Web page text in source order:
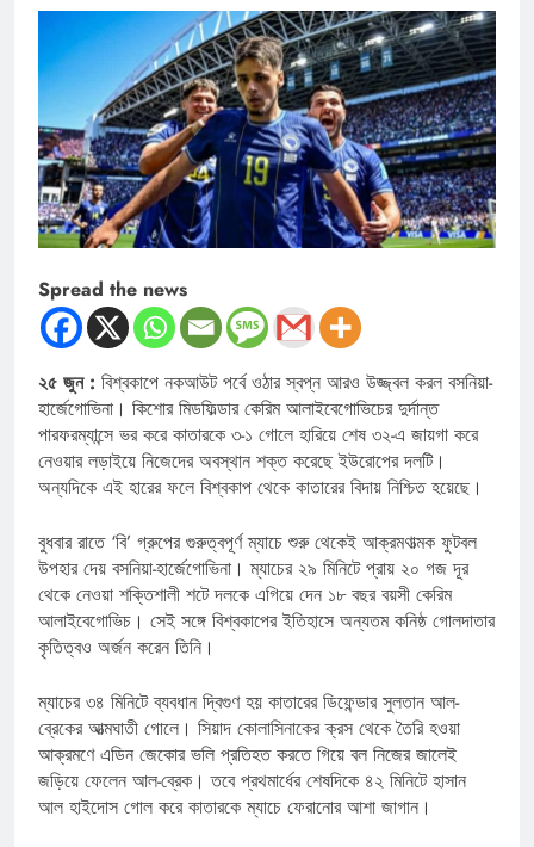
Spread the news
২৫ জুন : বিশ্বকাপে নকআউট পর্বে ওঠার স্বপ্ন আরও উজ্জ্বল করল বসনিয়া-
হার্জেগোভিনা। কিশোর মিডফিল্ডার কেরিম আলাইবেগোভিচের দুর্দান্ত
পারফরম্যান্সে ভর করে কাতারকে ৩-১ গোলে হারিয়ে শেষ ৩২-এ জায়গা করে
নেওয়ার লড়াইয়ে নিজেদের অবস্থান শক্ত করেছে ইউরোপের দলটি।
অন্যদিকে এই হারের ফলে বিশ্বকাপ থেকে কাতারের বিদায় নিশ্চিত হয়েছে।
বুধবার রাতে ‘বি’ গ্রুপের গুরুত্বপূর্ণ ম্যাচে শুরু থেকেই আক্রমণাত্মক ফুটবল
উপহার দেয় বসনিয়া-হার্জেগোভিনা। ম্যাচের ২৯ মিনিটে প্রায় ২০ গজ দূর
থেকে নেওয়া শক্তিশালী শটে দলকে এগিয়ে দেন ১৮ বছর বয়সী কেরিম
আলাইবেগোভিচ। সেই সঙ্গে বিশ্বকাপের ইতিহাসে অন্যতম কনিষ্ঠ গোলদাতার
কৃতিত্বও অর্জন করেন তিনি।
ম্যাচের ৩৪ মিনিটে ব্যবধান দ্বিগুণ হয় কাতারের ডিফেন্ডার সুলতান আল-
ব্রেকের আত্মঘাতী গোলে। সিয়াদ কোলাসিনাকের ক্রস থেকে তৈরি হওয়া
আক্রমণে এডিন জেকোর ভলি প্রতিহত করতে গিয়ে বল নিজের জালেই
জড়িয়ে ফেলেন আল-ব্রেক। তবে প্রথমার্ধের শেষদিকে ৪২ মিনিটে হাসান
আল হাইদোস গোল করে কাতারকে ম্যাচে ফেরানোর আশা জাগান।